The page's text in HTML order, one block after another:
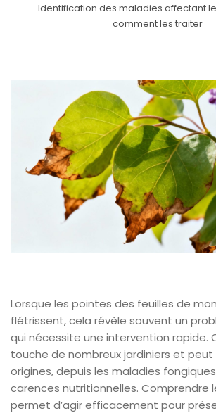
Identification des maladies affectant
comment les traiter
Lorsque les pointes des feuilles de
flétrissent, cela révèle souvent un
qui nécessite une intervention rapide.
touche de nombreux jardiniers et peut
origines, depuis les maladies fongiques
carences nutritionnelles. Comprendre
permet d’agir efficacement pour